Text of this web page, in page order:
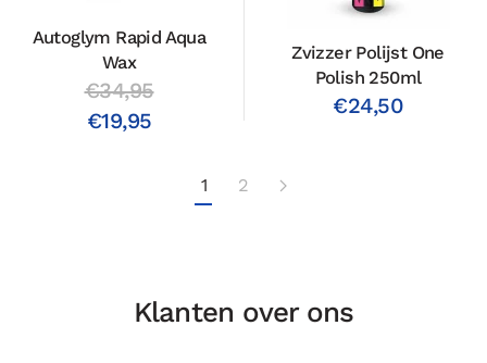
Autoglym Rapid Aqua
Wax
€34,95
€19,95
Zvizzer Polijst One
Polish 250ml
€24,50
1 2
Klanten over ons